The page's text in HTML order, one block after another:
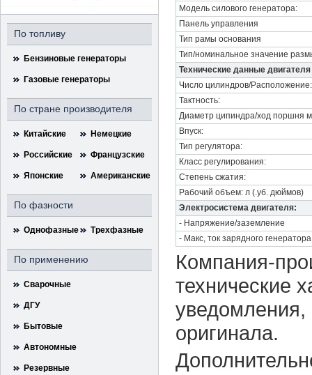
По топливу
Бензиновые генераторы
Газовые генераторы
По стране производителя
Китайские Немецкие
Российские Французские
Японские Американские
По фазности
Однофазные Трехфазные
По применению
Сварочные
ДГУ
Бытовые
Автономные
Резервные
Модель силового генератора:
Панель управления
Тип рамы основания
Тип/номинальное значение
Технические данные двигателя
Число цилиндров/Расположение:
Тактность:
Диаметр ципиндра/ход поршня
Впуск:
Тип регулятора:
Класс регулирования:
Степень сжатия:
Рабочий объем: л (.уб. дюймов)
Электросистема двигателя:
- Напряжение/заземление
- Макс, ток зарядного генератора
Компания-
технические
уведомления,
оригинала.